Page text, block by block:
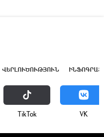
ՎԵՐԼՈՒԾՈՒԹՅՈՒՆ
ТikТоk VK